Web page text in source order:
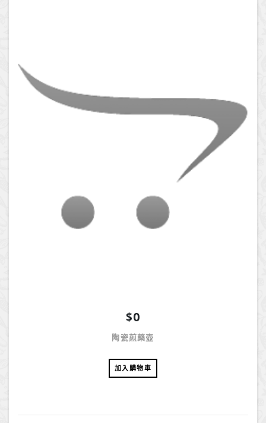
$0
陶瓷煎藥壺
加入購物車